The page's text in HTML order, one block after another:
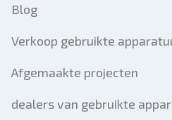
Blog
Verkoop gebruikte
Afgemaakte projecten
dealers van gebruikte